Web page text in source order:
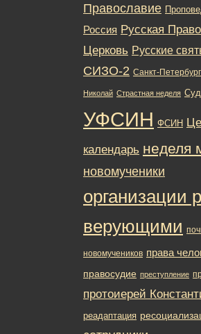
Православие
Россия Русская
Церковь Русские
СИЗО-2 Санкт-Петербург
Николай Страстная неделя
УФСИН ФСИН
календарь неделя
новомученики
организации
верующими
новомучеников права
правосудие преступление
протоиерей
реадаптация